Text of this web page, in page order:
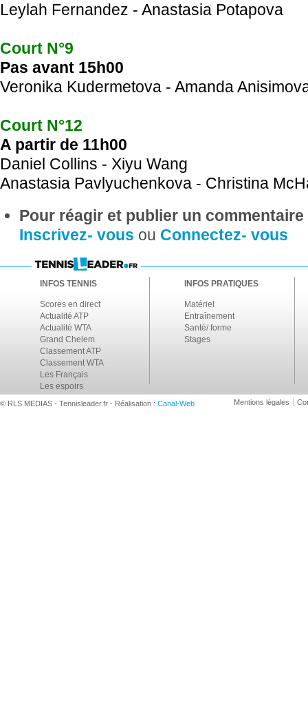
Leylah Fernandez - Anastasia Potapova
Court N°9
Pas avant 15h00
Veronika Kudermetova - Amanda
Court N°12
A partir de 11h00
Daniel Collins - Xiyu Wang
Anastasia Pavlyuchenkova - Christina
Pour réagir et publier un
Inscrivez- vous ou Connectez- vous
INFOS TENNIS
Scores en direct
Actualité ATP
Actualité WTA
Grand Chelem
Classement ATP
Classement WTA
Les Français
Les espoirs
INFOS PRATIQUES
Matériel
Entraînement
Santé/ forme
Stages
© RLS MEDIAS - Tennisleader.fr - Réalisation : Canal-Web Mentions légales